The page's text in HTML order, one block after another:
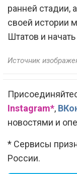
ранней стадии,
своей истории
Штатов и
Источник
Instagram*,
новостями и
* Сервисы
России.